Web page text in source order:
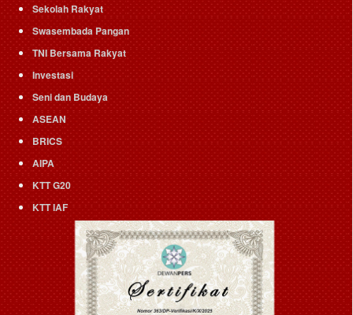
Sekolah Rakyat
Swasembada Pangan
TNI Bersama Rakyat
Investasi
Seni dan Budaya
ASEAN
BRICS
AIPA
KTT G20
KTT IAF